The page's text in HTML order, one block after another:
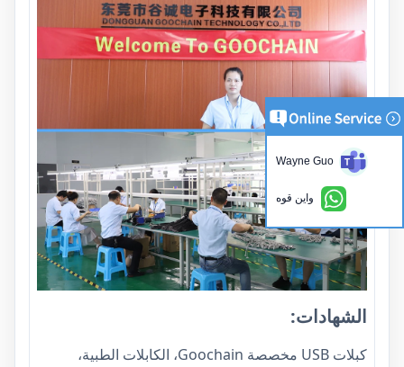
الشهادات:
كبلات USB مخصصة Goochain، الكابلات الطبية،
Wayne Guo
واين قوه